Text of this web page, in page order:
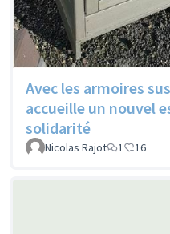
Avec les armoires
accueille un nouvel
solidarité
Nicolas Rajot 1 16